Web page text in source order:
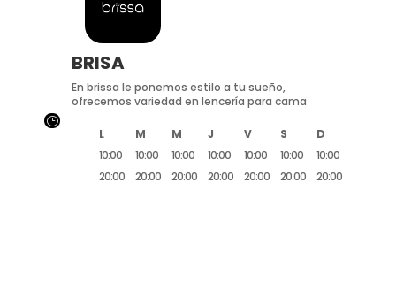
BRISA
En brissa le ponemos estilo a tu sueño,
ofrecemos variedad en lencería para cama
L M M J V S
D
10:00
20:00
10:00
20:00
10:00
20:00
10:00
20:00
10:00
20:00
10:00
20:00
10:00
20:00
}